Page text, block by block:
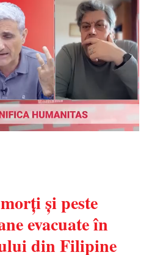
și peste
evacuate în
din Filipine